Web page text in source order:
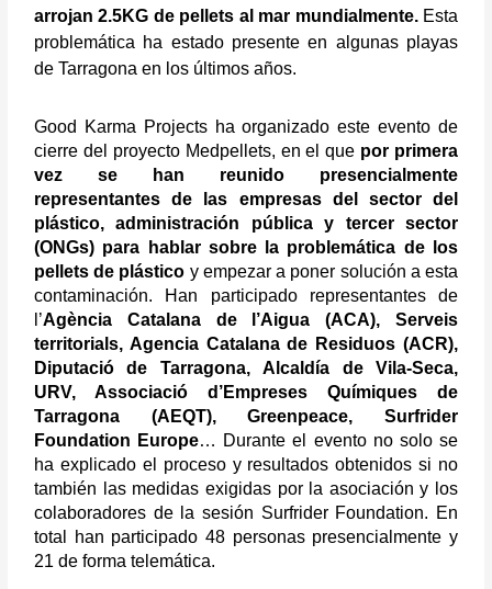
arrojan 2.5KG de pellets al mar mundialmente.Esta
problemática ha estado presente en algunas playas
de Tarragona en los últimos años.
Good Karma Projects ha organizado este evento de
cierre del proyecto Medpellets, en el que por primera
vez se han reunido presencialmente
representantes de las empresas del sector del
plástico, administración pública y tercer sector
(ONGs) para hablar sobre la problemática de los
pellets de plástico y empezar a poner solución a esta
contaminación. Han participado representantes de
l’Agència Catalana de l’Aigua (ACA), Serveis
territorials, Agencia Catalana de Residuos (ACR),
Diputació de Tarragona, Alcaldía de Vila-Seca,
URV, Associació d’Empreses Químiques de
Tarragona (AEQT), Greenpeace, Surfrider
Foundation Europe… Durante el evento no solo se
ha explicado el proceso y resultados obtenidos si no
también las medidas exigidas por la asociación y los
colaboradores de la sesión Surfrider Foundation. En
total han participado 48 personas presencialmente y
21 de forma telemática.